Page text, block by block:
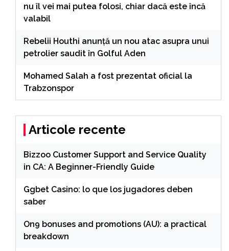
nu îl vei mai putea folosi, chiar dacă este încă
valabil
Rebelii Houthi anunță un nou atac asupra unui
petrolier saudit în Golful Aden
Mohamed Salah a fost prezentat oficial la
Trabzonspor
Articole recente
Bizzoo Customer Support and Service Quality
in CA: A Beginner-Friendly Guide
Ggbet Casino: lo que los jugadores deben
saber
On9 bonuses and promotions (AU): a practical
breakdown